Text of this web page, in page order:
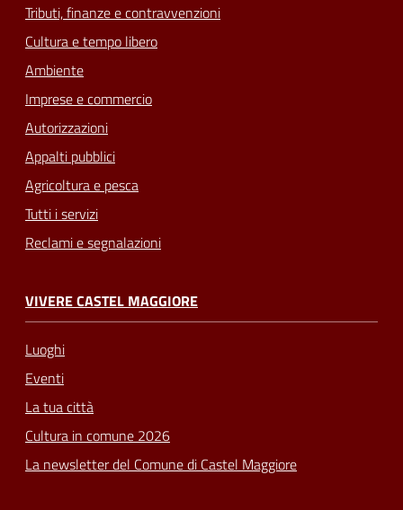
Tributi, finanze e contravvenzioni
Cultura e tempo libero
Ambiente
Imprese e commercio
Autorizzazioni
Appalti pubblici
Agricoltura e pesca
Tutti i servizi
Reclami e segnalazioni
VIVERE CASTEL MAGGIORE
Luoghi
Eventi
La tua città
Cultura in comune 2026
La newsletter del Comune di Castel Maggiore